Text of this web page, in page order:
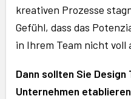
kreativen Prozesse
Gefühl, dass das
in Ihrem Team nicht voll
Dann sollten Sie Design
Unternehmen